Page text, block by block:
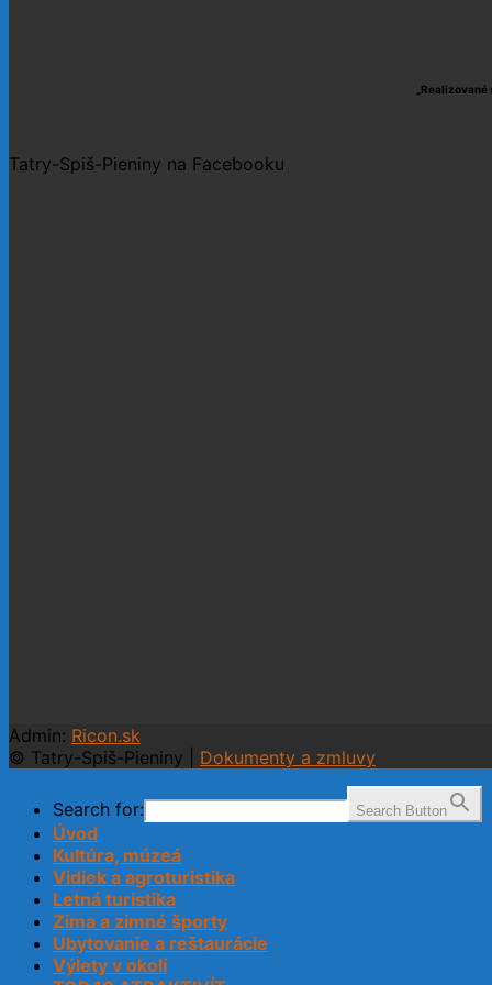
Tatry-Spiš-Pieniny na Facebooku
Admin: Ricon.sk
© Tatry-Spiš-Pieniny | Dokumenty a zmluvy
Search for: Search Button
Úvod
Kultúra, múzeá
Vidiek a agroturistika
Letná turistika
Zima a zimné športy
Ubytovanie a reštaurácie
Výlety v okolí